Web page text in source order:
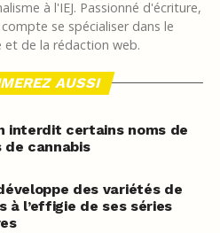
à l'IEJ. Passionné d'écriture,
se spécialiser dans le
et de la rédaction web.
AUSSI
interdit certains noms de
de cannabis
des variétés de
à l’effigie de ses séries